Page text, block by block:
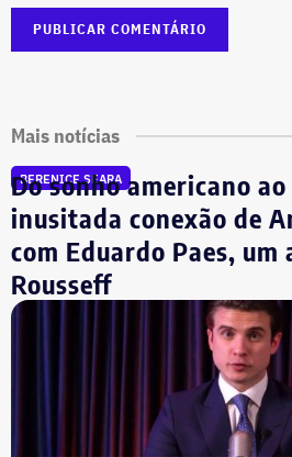
Mais notícias
BERENICE SEARA
Do sonho americano
inusitada conexão de
com Eduardo Paes, um
Rousseff